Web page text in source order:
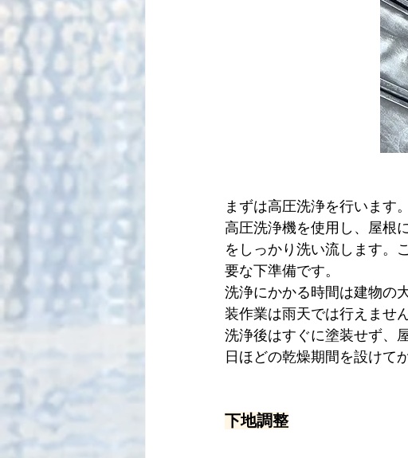
まずは高圧洗浄を行います。
高圧洗浄機を使用し、屋根
をしっかり洗い流します。
要な下準備です。
洗浄にかかる時間は建物の
装作業は雨天では行えませ
洗浄後はすぐに塗装せず、
日ほどの乾燥期間を設けて
下地調整